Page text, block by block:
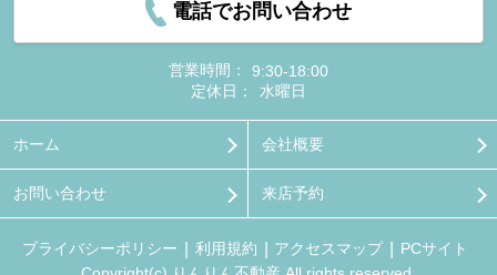
電話でお問い合わせ
営業時間：
9:30-18:00
定休日：
水曜日
ホーム 会社概要
お問い合わせ 来店予約
プライバシーポリシー 利用規約 アクセスマップ
PCサイト